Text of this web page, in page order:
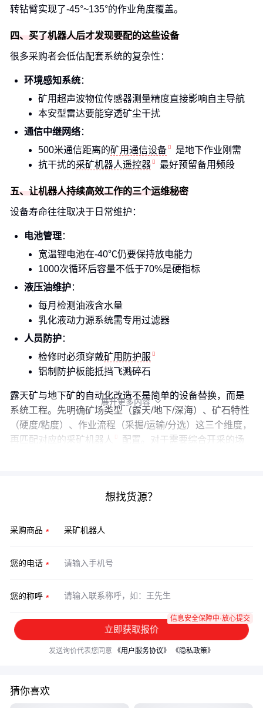
转钻臂实现了-45°~135°的作业角度覆盖。
四、买了机器人后才发现要配的这些设备
很多采购者会低估配套系统的复杂性：
环境感知系统：
矿用超声波物位传感器测量精度直接影响自主导航
本安型雷达要能穿透矿尘干扰
通信中继网络：
500米通信距离的矿用通信设备
是地下作业刚需
抗干扰的采矿机器人遥控器 最好预留备用频段
五、让机器人持续高效工作的三个运维秘密
设备寿命往往取决于日常维护：
电池管理：
宽温锂电池在-40℃仍要保持放电能力
1000次循环后容量不低于70%是硬指标
液压油维护：
每月检测油液含水量
乳化液动力源系统需专用过滤器
人员防护：
检修时必须穿戴矿用防护服
铝制防护板能抵挡飞溅碎石
露天矿与地下矿的自动化改造不是简单的设备替换，而是
系统工程。先明确矿场类型（露天/地下/深海）、矿石特性
（硬度/粘度）、作业流程（采掘/运输/分选）这三个维度，
再匹配对应的采矿机器人
配置。对于需要综合开采的场
展开更多内容 
想找货源？
采购商品
您的电话
您的称呼
立即获取报价
信息安全保障中·放心提交
发送询价代表您同意 《用户服务协议》 《隐私政策》
猜你喜欢